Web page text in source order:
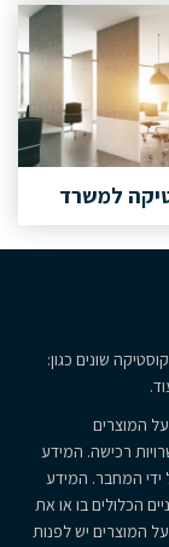
למשרד
שונים כגון:
המוצרים
רכישה. המידע
ידי המחבר. המידע
הכלולים בו או את
המוצרים יש לפנות